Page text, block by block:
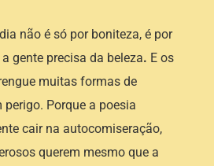
não é só por boniteza, é por
gente precisa da beleza. E os
muitas formas de
perigo. Porque a poesia
cair na autocomiseração,
querem mesmo que a